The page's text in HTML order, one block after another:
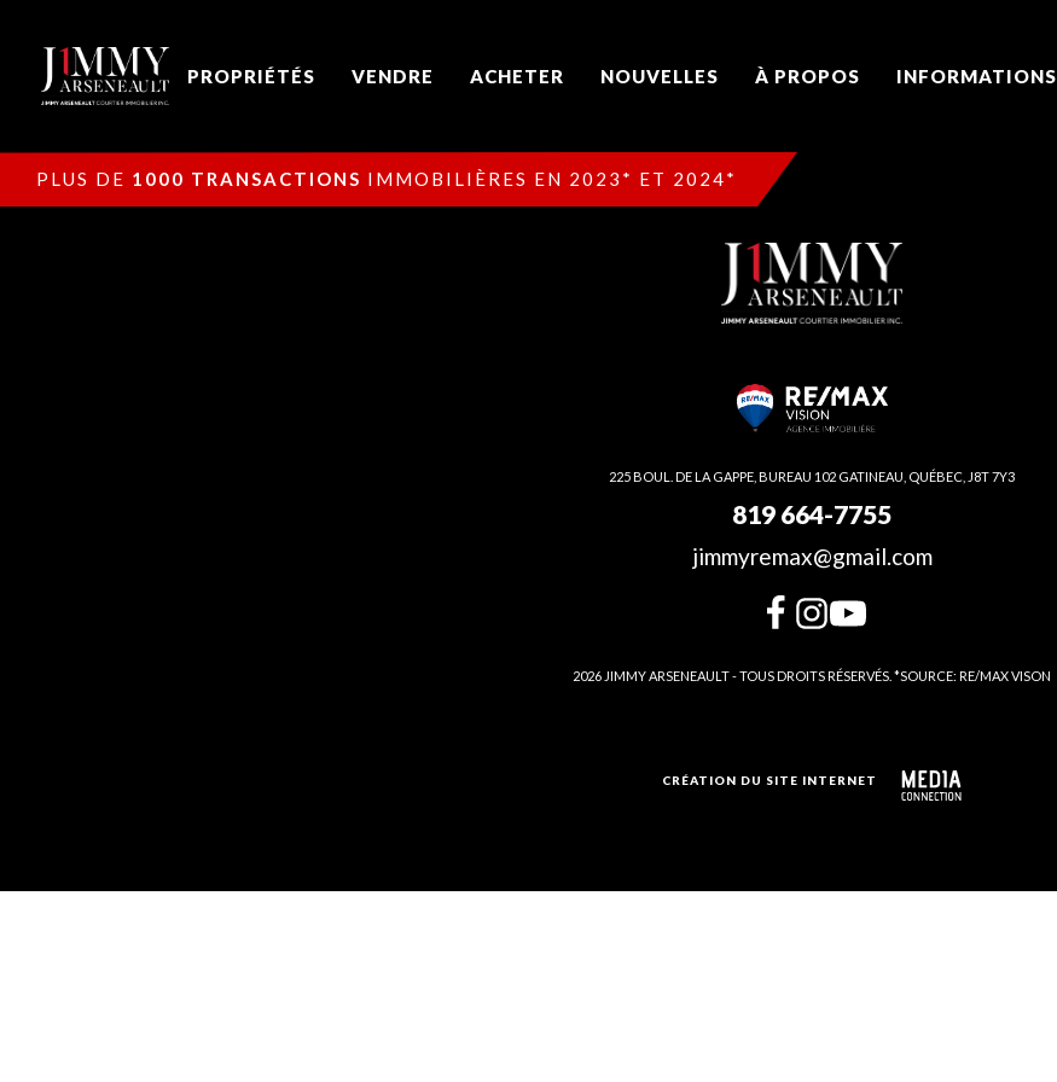
PROPRIÉTÉS VENDRE ACHETER NOUVELLES À PROPOS INFORMATIONS
PLUS DE 1000 TRANSACTIONS IMMOBILIÈRES EN 2023* ET 2024*
225 BOUL. DE LA GAPPE, BUREAU 102 GATINEAU, QUÉBEC, J8T 7Y3
819 664-7755
jimmyremax@gmail.com
2026 JIMMY ARSENEAULT - TOUS DROITS RÉSERVÉS. *SOURCE: RE/MAX VISON
CRÉATION DU SITE INTERNET